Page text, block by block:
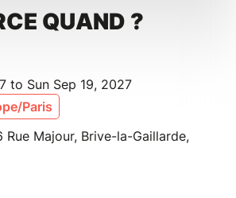
QUAND ?
to Sun Sep 19, 2027
Paris
Rue Majour, Brive-la-Gaillarde,